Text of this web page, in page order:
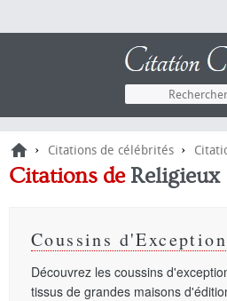
› Citations de célébrités ›
Citations de Religieux
Coussins d'Exception
Découvrez les coussins
tissus de grandes maisons